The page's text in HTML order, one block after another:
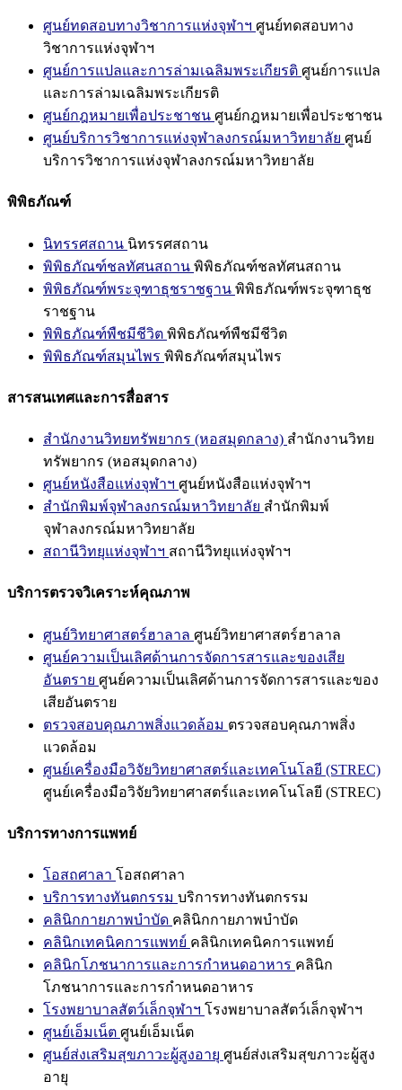
ศูนย์ทดสอบทางวิชาการแห่งจุฬาฯ ศูนย์ทดสอบทาง
วิชาการแห่งจุฬาฯ
ศูนย์การแปลและการล่ามเฉลิมพระเกียรติ ศูนย์การแปล
และการล่ามเฉลิมพระเกียรติ
ศูนย์กฎหมายเพื่อประชาชน ศูนย์กฎหมายเพื่อประชาชน
ศูนย์บริการวิชาการแห่งจุฬาลงกรณ์มหาวิทยาลัย ศูนย์
บริการวิชาการแห่งจุฬาลงกรณ์มหาวิทยาลัย
พิพิธภัณฑ์
นิทรรศสถาน นิทรรศสถาน
พิพิธภัณฑ์ชลทัศนสถาน พิพิธภัณฑ์ชลทัศนสถาน
พิพิธภัณฑ์พระจุฑาธุชราชฐาน พิพิธภัณฑ์พระจุฑาธุช
ราชฐาน
พิพิธภัณฑ์พืชมีชีวิต พิพิธภัณฑ์พืชมีชีวิต
พิพิธภัณฑ์สมุนไพร พิพิธภัณฑ์สมุนไพร
สารสนเทศและการสื่อสาร
สำนักงานวิทยทรัพยากร (หอสมุดกลาง) สำนักงานวิทย
ทรัพยากร (หอสมุดกลาง)
ศูนย์หนังสือแห่งจุฬาฯ ศูนย์หนังสือแห่งจุฬาฯ
สำนักพิมพ์จุฬาลงกรณ์มหาวิทยาลัย สำนักพิมพ์
จุฬาลงกรณ์มหาวิทยาลัย
สถานีวิทยุแห่งจุฬาฯ สถานีวิทยุแห่งจุฬาฯ
บริการตรวจวิเคราะห์คุณภาพ
ศูนย์วิทยาศาสตร์ฮาลาล ศูนย์วิทยาศาสตร์ฮาลาล
ศูนย์ความเป็นเลิศด้านการจัดการสารและของเสีย
อันตราย ศูนย์ความเป็นเลิศด้านการจัดการสารและของ
เสียอันตราย
ตรวจสอบคุณภาพสิ่งแวดล้อม ตรวจสอบคุณภาพสิ่ง
แวดล้อม
ศูนย์เครื่องมือวิจัยวิทยาศาสตร์และเทคโนโลยี (STREC)
ศูนย์เครื่องมือวิจัยวิทยาศาสตร์และเทคโนโลยี (STREC)
บริการทางการแพทย์
โอสถศาลา โอสถศาลา
บริการทางทันตกรรม บริการทางทันตกรรม
คลินิกกายภาพบำบัด คลินิกกายภาพบำบัด
คลินิกเทคนิคการแพทย์ คลินิกเทคนิคการแพทย์
คลินิกโภชนาการและการกำหนดอาหาร คลินิก
โภชนาการและการกำหนดอาหาร
โรงพยาบาลสัตว์เล็กจุฬาฯ โรงพยาบาลสัตว์เล็กจุฬาฯ
ศูนย์เอ็มเน็ต ศูนย์เอ็มเน็ต
ศูนย์ส่งเสริมสุขภาวะผู้สูงอายุ ศูนย์ส่งเสริมสุขภาวะผู้สูง
อายุ